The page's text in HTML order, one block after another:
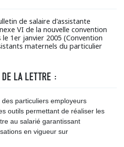
de salaire d'assistante
VI de la nouvelle convention
1er janvier 2005 (Convention
maternels du particulier
LA LETTRE :
particuliers employeurs
outils permettant de réaliser les
au salarié garantissant
en vigueur sur